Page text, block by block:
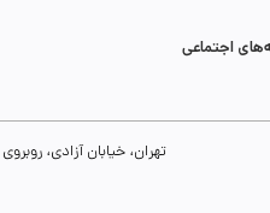
تهران، خیابان آزادی، روبروی خیابان دکتر